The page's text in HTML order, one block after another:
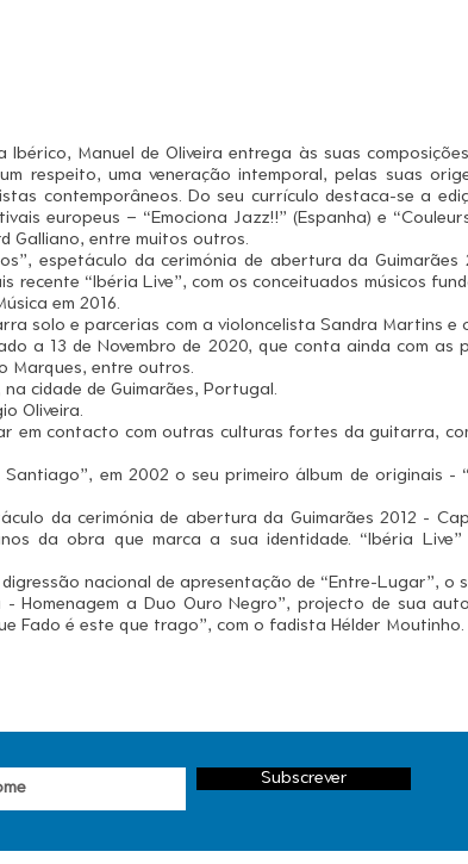
Manuel de Oliveira entrega às suas
respeito, uma veneração intemporal, pelas suas
contemporâneos. Do seu currículo destaca-se a
europeus – “Emociona Jazz!!” (Espanha) e
Galliano, entre muitos outros.
espetáculo da cerimónia de abertura da
recente “Ibéria Live”, com os conceituados músicos
em 2016.
solo e parcerias com a violoncelista Sandra Martins e
a 13 de Novembro de 2020, que conta ainda com as
Marques, entre outros.
na cidade de Guimarães, Portugal.
Oliveira.
em contacto com outras culturas fortes da guitarra,
Santiago”, em 2002 o seu primeiro álbum de originais -
da cerimónia de abertura da Guimarães 2012 -
da obra que marca a sua identidade. “Ibéria
nacional de apresentação de “Entre-Lugar”, o
- Homenagem a Duo Ouro Negro”, projecto de sua
Fado é este que trago”, com o fadista Hélder Moutinho.
Subscrever